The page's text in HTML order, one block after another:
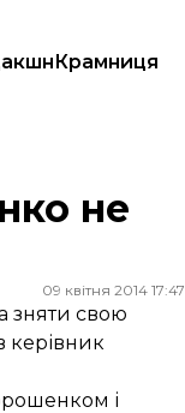
Крамниця
не
09 квітня 2014 17:47
зняти свою
керівник
і